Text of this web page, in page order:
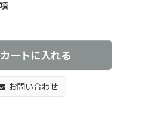
カートに入れる
お問い合わせ